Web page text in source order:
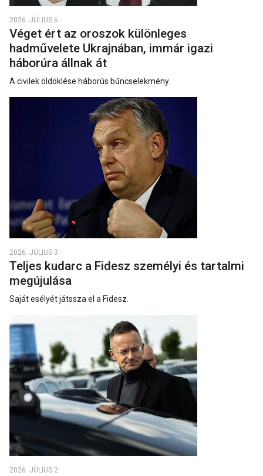
2026. JÚLIUS 6.
Véget ért az oroszok különleges
hadművelete Ukrajnában, immár igazi
háborúra állnak át
A civilek öldöklése háborús bűncselekmény.
2026. JÚLIUS 3.
Teljes kudarc a Fidesz személyi és tartalmi
megújulása
Saját esélyét játssza el a Fidesz.
2026. JÚLIUS 2.